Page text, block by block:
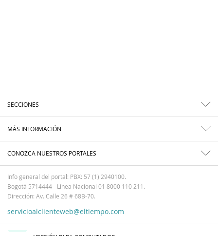
SECCIONES
MÁS INFORMACIÓN
CONOZCA NUESTROS PORTALES
Info general del portal: PBX: 57 (1) 2940100.
Bogotá 5714444 - Línea Nacional 01 8000 110 211.
Dirección: Av. Calle 26 # 68B-70.
servicioalclienteweb@eltiempo.com